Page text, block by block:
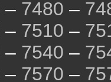
– 7480 –
– 7510 –
– 7540 –
– 7570 –